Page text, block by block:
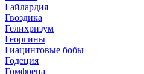
Гайлардия
Гвоздика
Гелихризум
Георгины
Гиацинтовые бобы
Годеция
Гомфрена